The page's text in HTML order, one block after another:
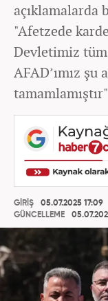
açıklamalarda
"Afetzede
Devletimiz tüm
AFAD’ımız şu
GİRİŞ
05.07.2025 17:09
GÜNCELLEME